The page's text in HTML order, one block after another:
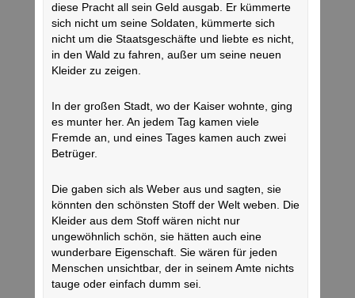
diese Pracht all sein Geld ausgab. Er kümmerte
sich nicht um seine Soldaten, kümmerte sich
nicht um die Staatsgeschäfte und liebte es nicht,
in den Wald zu fahren, außer um seine neuen
Kleider zu zeigen.
In der großen Stadt, wo der Kaiser wohnte, ging
es munter her. An jedem Tag kamen viele
Fremde an, und eines Tages kamen auch zwei
Betrüger.
Die gaben sich als Weber aus und sagten, sie
könnten den schönsten Stoff der Welt weben. Die
Kleider aus dem Stoff wären nicht nur
ungewöhnlich schön, sie hätten auch eine
wunderbare Eigenschaft. Sie wären für jeden
Menschen unsichtbar, der in seinem Amte nichts
tauge oder einfach dumm sei.